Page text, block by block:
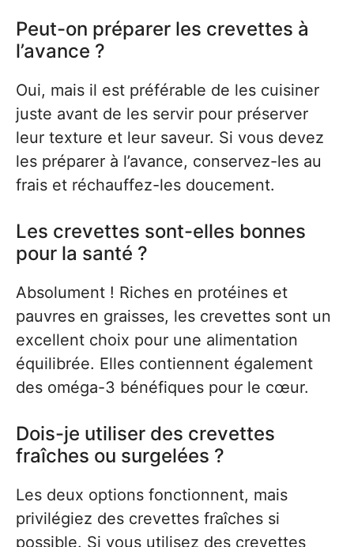
Peut-on préparer les crevettes à
l’avance ?
Oui, mais il est préférable de les cuisiner
juste avant de les servir pour préserver
leur texture et leur saveur. Si vous devez
les préparer à l’avance, conservez-les au
frais et réchauffez-les doucement.
Les crevettes sont-elles bonnes
pour la santé ?
Absolument ! Riches en protéines et
pauvres en graisses, les crevettes sont un
excellent choix pour une alimentation
équilibrée. Elles contiennent également
des oméga-3 bénéfiques pour le cœur.
Dois-je utiliser des crevettes
fraîches ou surgelées ?
Les deux options fonctionnent, mais
privilégiez des crevettes fraîches si
possible. Si vous utilisez des crevettes